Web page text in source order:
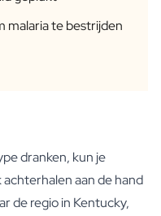
malaria te bestrijden
dranken, kun je
aan de hand
de regio in Kentucky,